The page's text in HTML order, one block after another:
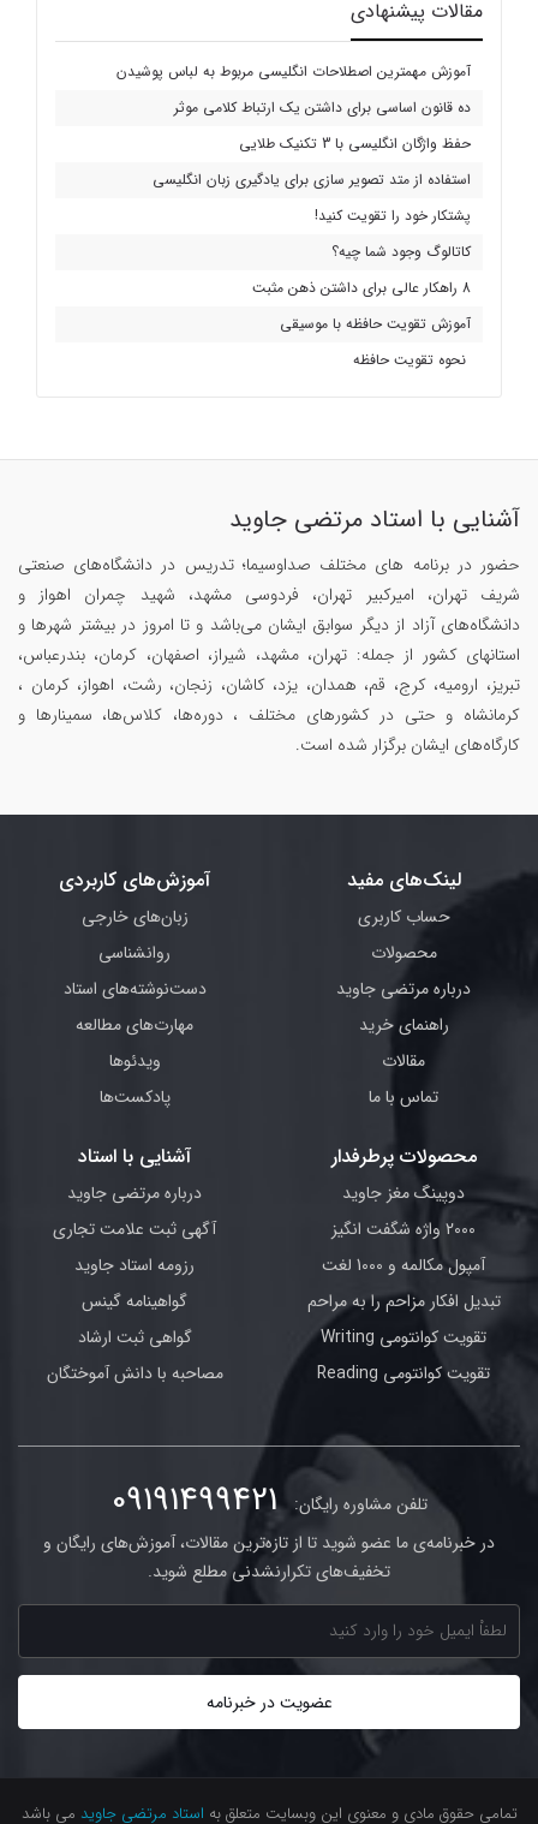
مقالات پیشنهادی
آموزش مهمترین اصطلاحات انگلیسی مربوط به لباس پوشیدن
ده قانون اساسی برای داشتن یک ارتباط کلامی موثر
حفظ واژگان انگلیسی با 3 تکنیک طلایی
استفاده از متد تصویر سازی برای یادگیری زبان انگلیسی
پشتکار خود را تقویت کنید!
کاتالوگ وجود شما چیه؟
8 راهکار عالی برای داشتن ذهن مثبت
آموزش تقویت حافظه با موسیقی
نحوه تقویت حافظه
آشنایی با استاد مرتضی جاوید
حضور در برنامه های مختلف صداوسیما؛ تدریس در دانشگاه‌های صنعتی
شریف تهران، امیرکبیر تهران، فردوسی مشهد، شهید چمران اهواز و
دانشگاه‌های آزاد از دیگر سوابق ایشان می‌باشد و تا امروز در بیشتر شهرها و
استانهای کشور از جمله: تهران، مشهد، شیراز، اصفهان، کرمان، بندرعباس،
تبریز، ارومیه، کرج، قم، همدان، یزد، کاشان، زنجان، رشت، اهواز، کرمان ،
کرمانشاه و حتی در کشورهای مختلف ، دوره‌ها، کلاس‌ها، سمینار‌ها و
کارگاه‌های ایشان برگزار شده است.
لینک‌های مفید
حساب کاربری
محصولات
درباره مرتضی جاوید
راهنمای خرید
مقالات
تماس با ما
آموزش‌های کاربردی
زبان‌های خارجی
روانشناسی
دست‌نوشته‌های استاد
مهارت‌های مطالعه
ویدئوها
پادکست‌ها
محصولات پرطرفدار
دوپینگ مغز جاوید
2000 واژه شگفت انگیز
آمپول مکالمه و 1000 لغت
تبدیل افکار مزاحم را به مراحم
تقویت کوانتومی Writing
تقویت کوانتومی Reading
آشنایی با استاد
درباره مرتضی جاوید
آگهی ثبت علامت تجاری
رزومه استاد جاوید
گواهینامه گینس
گواهی ثبت ارشاد
مصاحبه با دانش آموختگان
تلفن مشاوره رایگان: 09191499421
در خبرنامه‌ی ما عضو شوید تا از تازه‌ترین مقالات، آموزش‌های رایگان و
تخفیف‌های تکرارنشدنی مطلع شوید.
تمامی حقوق مادی و معنوی این وبسایت متعلق به استاد مرتضی جاوید می باشد